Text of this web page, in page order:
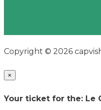
Copyright © 2026
×
Your ticket for the: Le